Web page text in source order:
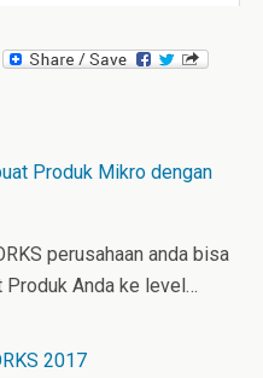
T
Produk Mikro dengan
perusahaan anda bisa
Produk Anda ke level…
2017